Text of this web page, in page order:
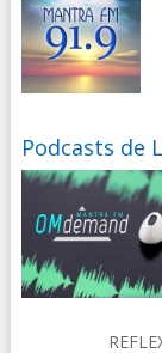
Podcasts de